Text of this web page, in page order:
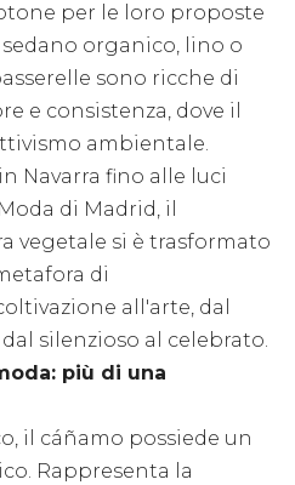
per le loro proposte
organico, lino o
sono ricche di
e consistenza, dove il
ambientale.
Navarra fino alle luci
di Madrid, il
vegetale si è trasformato
di
all'arte, dal
silenzioso al celebrato.
più di una
il cáñamo possiede un
Rappresenta la